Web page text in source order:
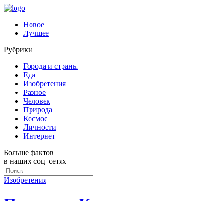
Новое
Лучшее
Рубрики
Города и страны
Еда
Изобретения
Разное
Человек
Природа
Космос
Личности
Интернет
Больше фактов
в наших соц. сетях
Изобретения